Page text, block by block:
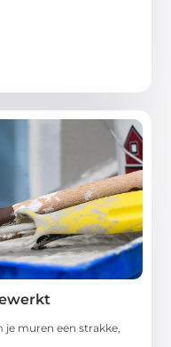
je muren een strakke,